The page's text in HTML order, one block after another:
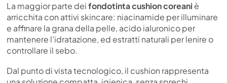
La maggior parte deifondotinta cushion coreani è
arricchita con attivi skincare: niacinamide per illuminare
e affinare la grana della pelle, acido ialuronico per
mantenere l’idratazione, ed estratti naturali per lenire o
controllare il sebo.
Dal punto di vista tecnologico, il cushion rappresenta